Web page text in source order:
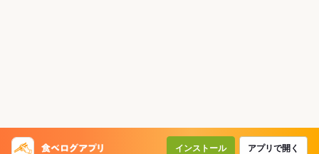
インストール アプリで開く